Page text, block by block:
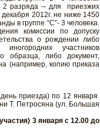
разряда – для приезжих
декабря 2012г. не ниже 1450
в группе “С”- 3 человека.
комиссии по допуску
о рождении либо
участников
образца, либо документ,
(например, копию приказа
приезда) по 12 января
Т. Петросяна (ул. Большая
3 января с 12.00 до